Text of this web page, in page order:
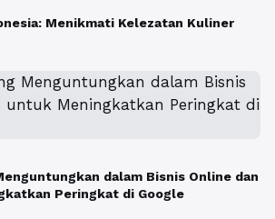
Menikmati Kelezatan Kuliner
dalam Bisnis Online dan
Peringkat di Google